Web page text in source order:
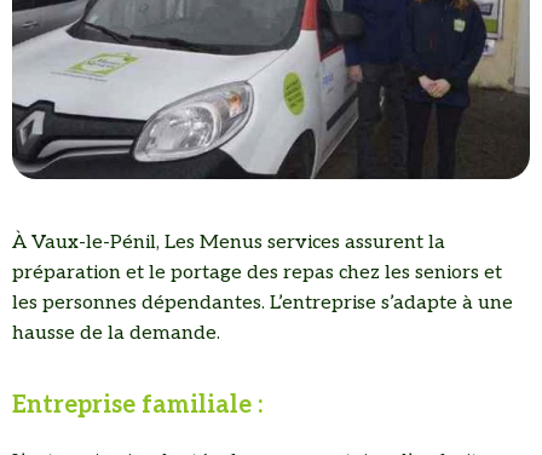
À Vaux-le-Pénil, Les Menus services assurent la
préparation et le portage des repas chez les seniors et
les personnes dépendantes. L’entreprise s’adapte à une
hausse de la demande.
Entreprise familiale :